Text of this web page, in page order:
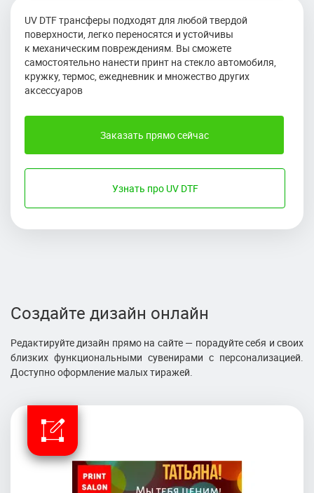
UV DTF трансферы подходят для любой твердой
поверхности, легко переносятся и устойчивы
к механическим повреждениям. Вы сможете
самостоятельно нанести принт на стекло автомобиля,
кружку, термос, ежедневник и множество других
аксессуаров
Заказать прямо сейчас
Узнать про UV DTF
Создайте дизайн онлайн
Редактируйте дизайн прямо на сайте — порадуйте себя и своих
близких функциональными сувенирами с персонализацией.
Доступно оформление малых тиражей.